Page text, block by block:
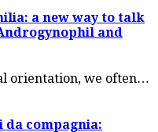
a new way to talk
and
orientation, we often…
da compagnia: